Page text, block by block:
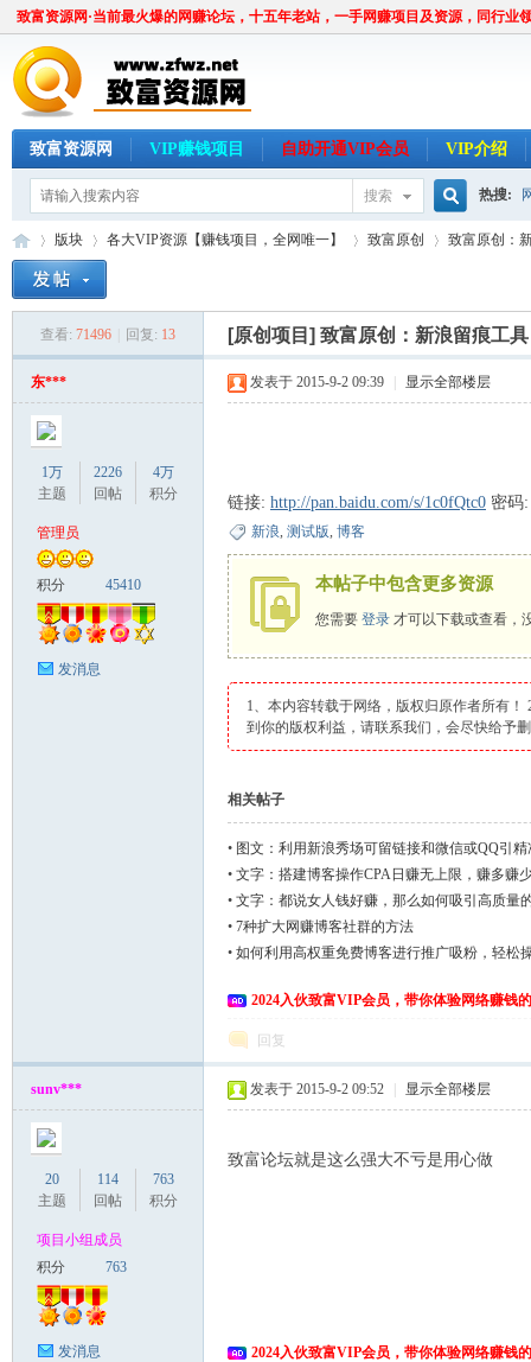
致富资源网·当前最火爆的网赚论坛，十五年老站，一手网赚项目及资源，同行业
致富资源网 VIP赚钱项目 自助开通VIP会员 VIP介绍
搜索
搜
索
热搜:
版块
›
各大VIP资源【赚钱项目，全网唯一】
›
致富原创
›
致富原创：
查看: 71496 回复: 13 [原创项目] 致富原创：新浪留痕工
东***
1万
主题
2226
回帖
4万
积分
管理员
积分 45410
发消息
发表于 2015-9-2 09:39 显示全部楼层
链接: http://pan.baidu.com/s/1c0fQtc0 密码
新浪, 测试版, 博客
本帖子中包含更多资源
您需要 登录 才可以下载或查看，
1、本内容转载于网络，版权归原作者所有
到你的版权利益，请联系我们，会尽快给予
相关帖子
• 图文：利用新浪秀场可留链接和微信或QQ引
500元
• 文字：搭建博客操作CPA日赚无上限，赚多赚
• 文字：都说女人钱好赚，那么如何吸引高质量
• 7种扩大网赚博客社群的方法
• 如何利用高权重免费博客进行推广吸粉，轻松
2024入伙致富VIP会员，带你体验网络赚钱
回复
sunv***
20
主题
114
回帖
763
积分
项目小组成员
积分
763
发消息
发表于 2015-9-2 09:52 显示全部楼层
致富论坛就是这么强大不亏是用心做
2024入伙致富VIP会员，带你体验网络赚钱